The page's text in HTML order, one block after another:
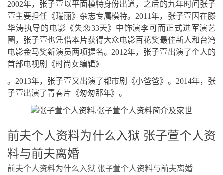
2002年，张子萱以平面模特身份出道，之后的九年时间张子
萱主要担任《瑞丽》杂志专属模特。2011年，张子萱因在滕
华涛执导的电影《失恋33天》中饰演李可而正式进军演艺
圈，张子萱也凭借本片获得大众电影百花奖最佳新人和台湾
电影金马奖新演员两项提名。2012年，张子萱出演了个人的
首部电视剧《时尚女编辑》
。2013年，张子萱又出演了都市剧《小爸爸》。2014年，张
子萱出演了青春片《匆匆那年》。
前夫个人资料为什么入狱 张子萱个人资
料与前夫离婚
前夫个人资料为什么入狱 张子萱个人资料与前夫离婚